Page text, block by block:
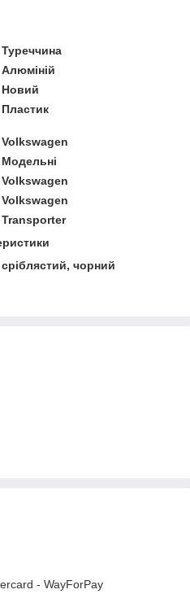
Туреччина
Алюміній
Новий
Пластик
Volkswagen
Модельні
Volkswagen
Volkswagen
Transporter
сріблястий, чорний
- WayForPay